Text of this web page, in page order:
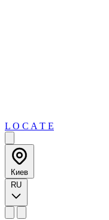
L O C A T E
Киев
RU